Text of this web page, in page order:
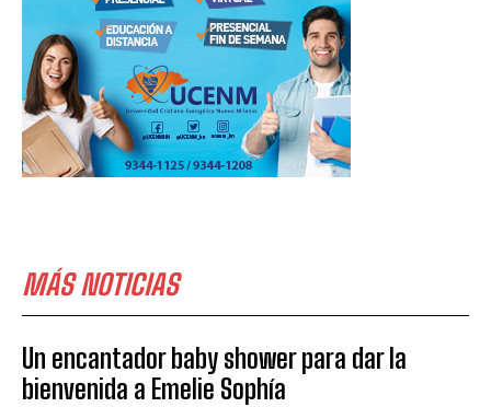
MÁS NOTICIAS
Un encantador baby shower para dar la
bienvenida a Emelie Sophía